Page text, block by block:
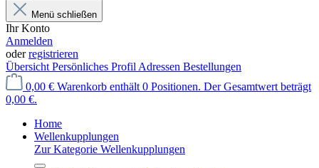
Menü schließen
Ihr Konto
Anmelden
oderregistrieren
Übersicht Persönliches Profil Adressen Bestellungen
0,00 € Warenkorb enthält 0 Positionen. Der Gesamtwert beträgt
0,00 €.
Home
Wellenkupplungen
Zur Kategorie Wellenkupplungen